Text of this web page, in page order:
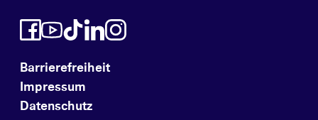
Barrierefreiheit
Impressum
Datenschutz